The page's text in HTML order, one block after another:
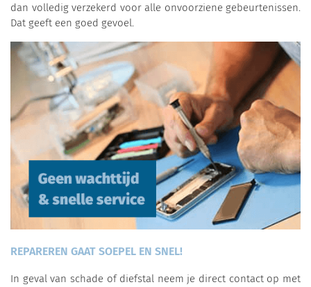
dan volledig verzekerd voor alle onvoorziene gebeurtenissen.
Dat geeft een goed gevoel.
REPAREREN GAAT SOEPEL EN SNEL!
In geval van schade of diefstal neem je direct contact op met